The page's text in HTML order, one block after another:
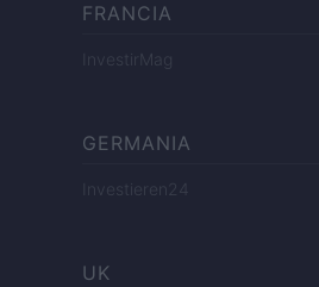
FRANCIA
InvestirMag
GERMANIA
Investieren24
UK